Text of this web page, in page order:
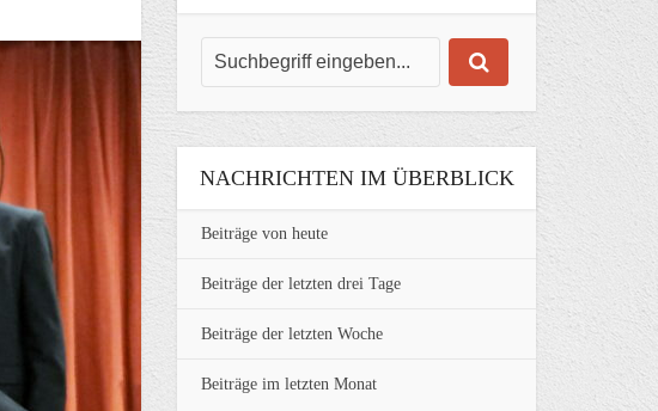
NACHRICHTEN IM ÜBERBLICK
Beiträge von heute
Beiträge der letzten drei Tage
Beiträge der letzten Woche
Beiträge im letzten Monat